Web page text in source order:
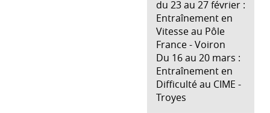
du 23 au 27 février :
Entraînement en
Vitesse au Pôle
France - Voiron
Du 16 au 20 mars :
Entraînement en
Difficulté au CIME -
Troyes